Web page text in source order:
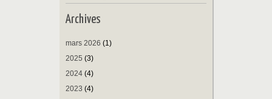
Archives
mars 2026 (1)
2025 (3)
2024 (4)
2023 (4)